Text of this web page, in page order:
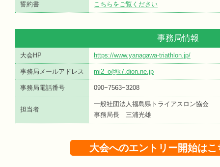
誓約書 こちらをご覧ください
事務局情報
大会HP https://www.yanagawa-triathlon.jp/
事務局メールアドレス mi2_o@k7.dion.ne.jp
事務局電話番号 090−7563−3208
担当者
一般社団法人福島県トライアスロン協会
事務局長 三浦光雄
大会へのエントリー開始はこ